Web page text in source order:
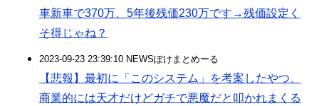
車新車で370万、5年後残価230万です→残価設定く
そ得じゃね？
2023-09-23 23:39:10 NEWSぽけまとめーる
【悲報】最初に「このシステム」を考案したやつ、
商業的には天才だけどガチで悪魔だと叩かれまくる